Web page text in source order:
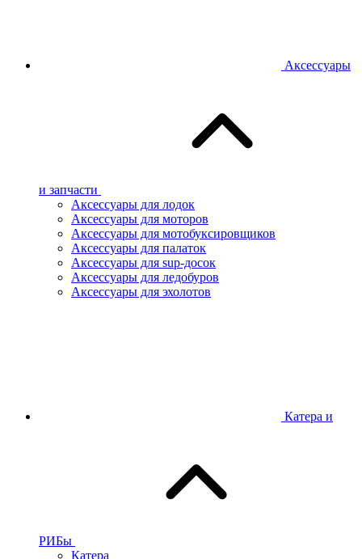
Аксессуары
и запчасти
Аксессуары для лодок
Аксессуары для моторов
Аксессуары для мотобуксировщиков
Аксессуары для палаток
Аксессуары для sup-досок
Аксессуары для ледобуров
Аксессуары для эхолотов
Катера и
РИБы
Катера